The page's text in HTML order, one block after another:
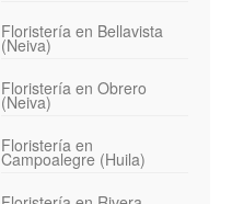
Floristería en Bellavista
(Neiva)
Floristería en Obrero
(Neiva)
Floristería en
Campoalegre (Huila)